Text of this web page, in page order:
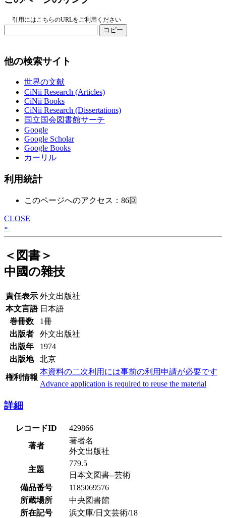
引用にはこちらのURLをご利用ください
コピー
他の検索サイト
世界の文献
CiNii Research (Articles)
CiNii Books
CiNii Research (Dissertations)
国立国会図書館サーチ
Google
Google Scholar
Google Books
カーリル
利用統計
このページへのアクセス：86回
CLOSE
»
＜図書＞
中國の雜技
責任表示 外文出版社
本文言語 日本語
巻冊数
1冊
出版者
外文出版社
出版年
1974
出版地
北京
権利情報
本資料の二次利用には事前の利用申請が必要です
Advance application is required to reuse the material
詳細
レコードID 429866
著者
著者名
外文出版社
主題
779.5
日本文図書--芸術
備品番号
1185069576
所蔵場所
中央図書館
所在記号
浜文庫/日文芸術/18